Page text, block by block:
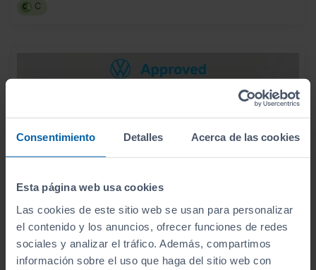
Consentimiento Detalles Acerca de las cookies
Esta página web usa cookies
Las cookies de este sitio web se usan para personalizar
el contenido y los anuncios, ofrecer funciones de redes
sociales y analizar el tráfico. Además, compartimos
información sobre el uso que haga del sitio web con
C